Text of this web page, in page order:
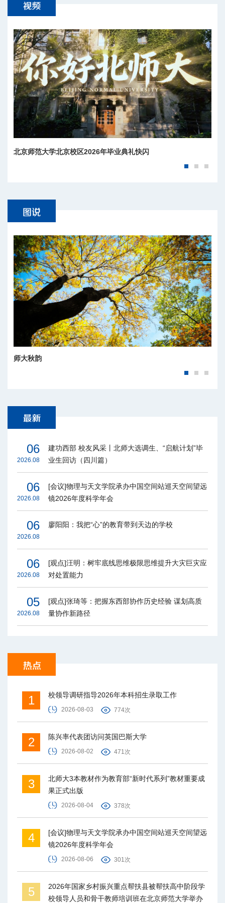
北京师范大学北京校区2026年毕业典礼快闪
师大秋韵
06
2026.08
建功西部 校友风采丨北师大选调生、“启航计划”毕
业生回访（四川篇）
06
2026.08
[会议]物理与天文学院承办中国空间站巡天空间望远
镜2026年度科学年会
06
2026.08
廖阳阳：我把“心”的教育带到天边的学校
06
2026.08
[观点]汪明：树牢底线思维极限思维提升大灾巨灾应
对处置能力
05
2026.08
[观点]张琦等：把握东西部协作历史经验 谋划高质
量协作新路径
1 校领导调研指导2026年本科招生录取工作
2026-08-03 774次
2 陈兴率代表团访问英国巴斯大学
2026-08-02 471次
3
北师大3本教材作为教育部“新时代系列”教材重要成
果正式出版
2026-08-04 378次
4
[会议]物理与天文学院承办中国空间站巡天空间望远
镜2026年度科学年会
2026-08-06 301次
5
2026年国家乡村振兴重点帮扶县被帮扶高中阶段学
校领导人员和骨干教师培训班在北京师范大学举办